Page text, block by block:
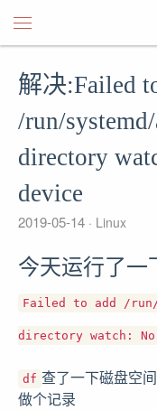
解决:Failed
/run/
directory
device
2019-05-14 Linux
今天运行了一
Failed to add /run/
directory watch:
df 查了一下磁盘空
做个记录